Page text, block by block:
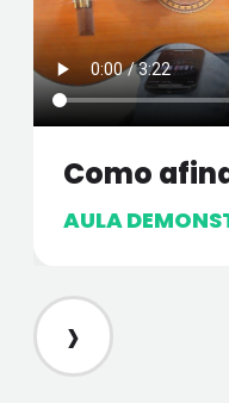
Como
AULA
›